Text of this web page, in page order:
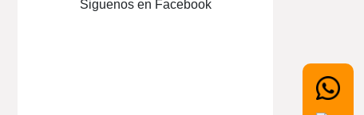
Siguenos en Facebook